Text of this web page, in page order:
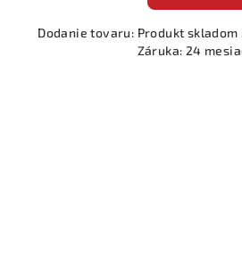
Dodanie tovaru: Produkt skladom
Záruka: 24